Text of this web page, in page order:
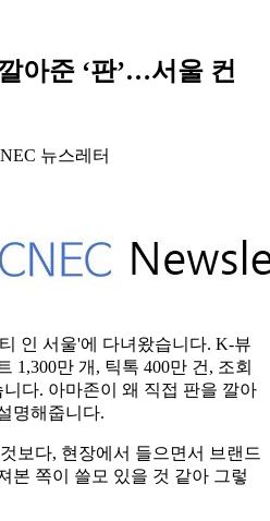
아준 ‘판’…서울 컨
뉴스레터
인 서울'에 다녀왔습니다. K-뷰
1,300만 개, 틱톡 400만 건, 조회
다. 아마존이 왜 직접 판을 깔아
명해줍니다.
보다, 현장에서 들으면서 브랜드
본 쪽이 쓸모 있을 것 같아 그렇